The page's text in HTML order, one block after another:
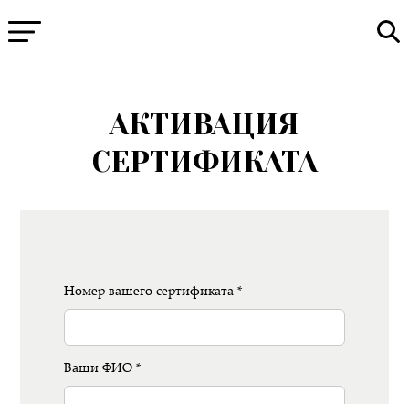
АКТИВАЦИЯ
СЕРТИФИКАТА
Номер вашего сертификата *
Ваши ФИО *